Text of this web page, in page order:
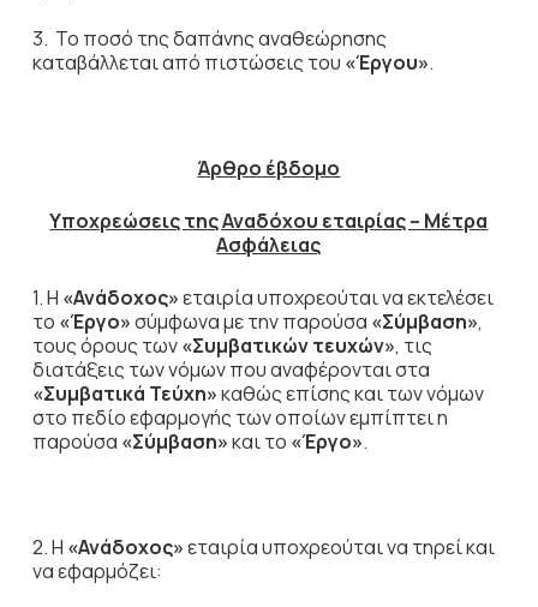
3. Το ποσό της δαπάνης αναθεώρησης
καταβάλλεται από πιστώσεις του «Έργου».
Άρθρο έβδομο
Υποχρεώσεις της Αναδόχου εταιρίας – Μέτρα
Ασφάλειας
1. Η «Ανάδοχος»εταιρία υποχρεούται να εκτελέσει
το «Έργο»σύμφωνα με την παρούσα «Σύμβαση»,
τους όρους των«Συμβατικών τευχών», τις
διατάξεις των νόμων που αναφέρονται στα
«Συμβατικά Τεύχη»καθώς επίσης και των νόμων
στο πεδίο εφαρμογής των οποίων εμπίπτει η
παρούσα «Σύμβαση»και το «Έργο».
2. Η «Ανάδοχος»εταιρία υποχρεούται να τηρεί και
να εφαρμόζει: